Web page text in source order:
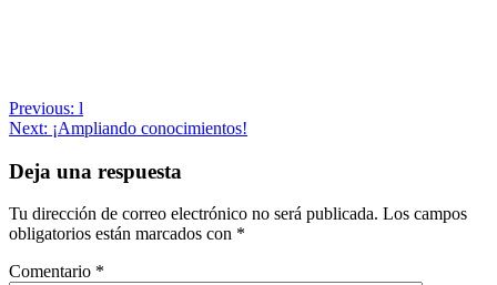
Navegación
de
entradas
Previous: l
Next: ¡Ampliando conocimientos!
Deja una respuesta
Tu dirección de correo electrónico no será publicada. Los campos
obligatorios están marcados con *
Comentario *